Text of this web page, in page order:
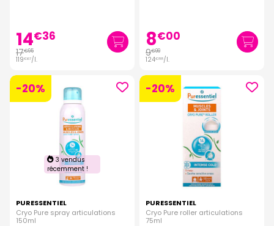
14€36
17€95
119€67/l.
8€00
9€99
124€88/l.
-20%
3 vendus
récemment !
PURESSENTIEL
Cryo Pure spray articulations
150ml
-20%
PURESSENTIEL
Cryo Pure roller articulations
75ml